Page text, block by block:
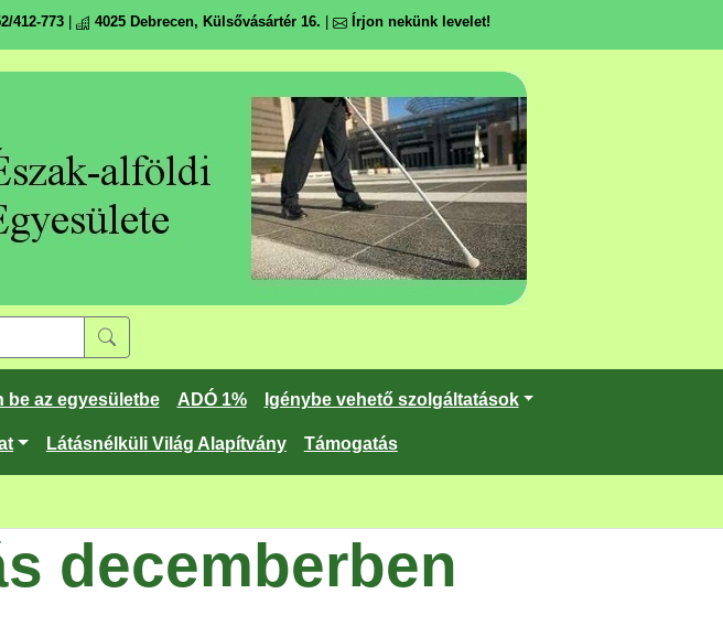
412-773 4025 Debrecen, Külsővásártér 16. Írjon nekünk levelet!
be az egyesületbe ADÓ 1% Igénybe vehető szolgáltatások
Látásnélküli Világ Alapítvány Támogatás
decemberben